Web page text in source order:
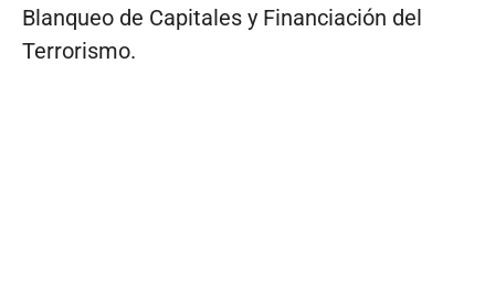
Blanqueo de Capitales y Financiación del
Terrorismo.